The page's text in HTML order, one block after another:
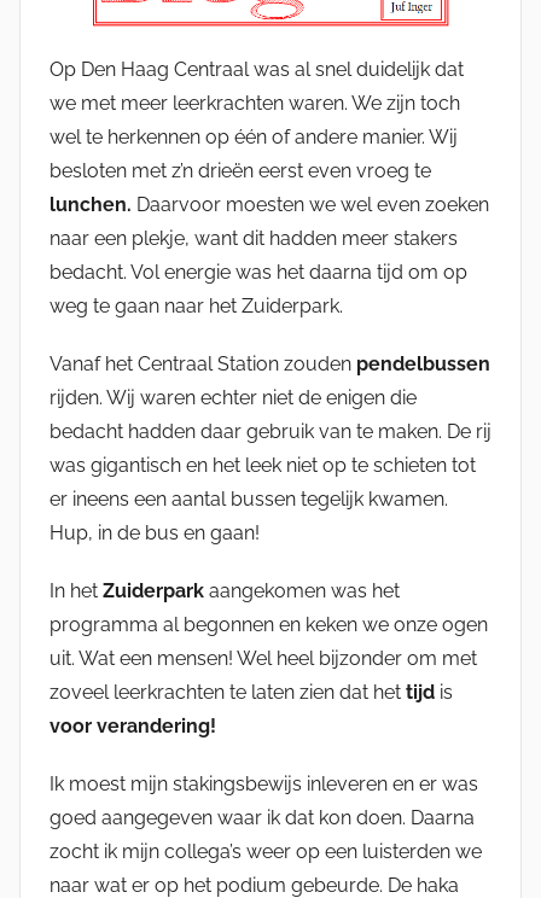
Op Den Haag Centraal was al snel duidelijk dat
we met meer leerkrachten waren. We zijn toch
wel te herkennen op één of andere manier. Wij
besloten met z’n drieën eerst even vroeg te
lunchen. Daarvoor moesten we wel even zoeken
naar een plekje, want dit hadden meer stakers
bedacht. Vol energie was het daarna tijd om op
weg te gaan naar het Zuiderpark.
Vanaf het Centraal Station zouden pendelbussen
rijden. Wij waren echter niet de enigen die
bedacht hadden daar gebruik van te maken. De rij
was gigantisch en het leek niet op te schieten tot
er ineens een aantal bussen tegelijk kwamen.
Hup, in de bus en gaan!
In het Zuiderpark aangekomen was het
programma al begonnen en keken we onze ogen
uit. Wat een mensen! Wel heel bijzonder om met
zoveel leerkrachten te laten zien dat het tijd is
voor verandering!
Ik moest mijn stakingsbewijs inleveren en er was
goed aangegeven waar ik dat kon doen. Daarna
zocht ik mijn collega’s weer op een luisterden we
naar wat er op het podium gebeurde. De haka